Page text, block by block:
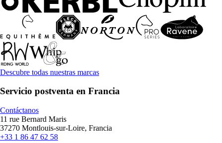
Descubre todas nuestras marcas
Servicio postventa en Francia
Contáctanos
11 rue Bernard Maris
37270 Montlouis-sur-Loire, Francia
+33 1 86 47 62 58